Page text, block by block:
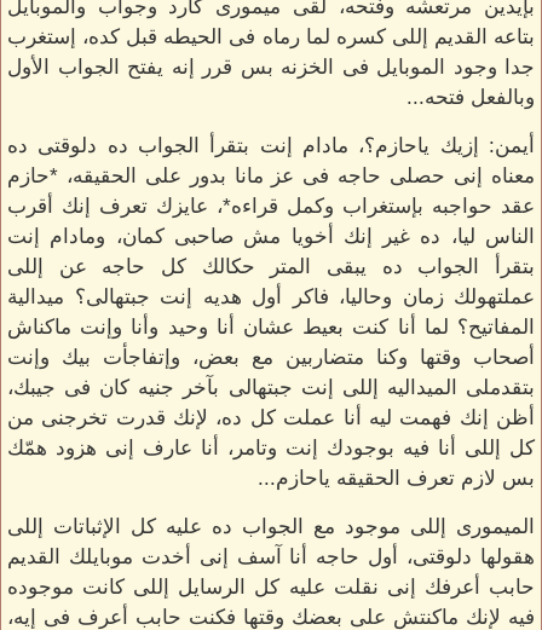
بإيدين مرتعشه وفتحه، لقى ميمورى كارد وجواب والموبايل
بتاعه القديم إللى كسره لما رماه فى الحيطه قبل كده، إستغرب
جدا وجود الموبايل فى الخزنه بس قرر إنه يفتح الجواب الأول
وبالفعل فتحه...
أيمن: إزيك ياحازم؟، مادام إنت بتقرأ الجواب ده دلوقتى ده
معناه إنى حصلى حاجه فى عز مانا بدور على الحقيقه، *حازم
عقد حواجبه بإستغراب وكمل قراءه*، عايزك تعرف إنك أقرب
الناس ليا، ده غير إنك أخويا مش صاحبى كمان، ومادام إنت
بتقرأ الجواب ده يبقى المتر حكالك كل حاجه عن إللى
عملتهولك زمان وحاليا، فاكر أول هديه إنت جبتهالى؟ ميدالية
المفاتيح؟ لما أنا كنت بعيط عشان أنا وحيد وأنا وإنت ماكناش
أصحاب وقتها وكنا متضاربين مع بعض، وإتفاجأت بيك وإنت
بتقدملى الميداليه إللى إنت جبتهالى بآخر جنيه كان فى جيبك،
أظن إنك فهمت ليه أنا عملت كل ده، لإنك قدرت تخرجنى من
كل إللى أنا فيه بوجودك إنت وتامر، أنا عارف إنى هزود همّك
بس لازم تعرف الحقيقه ياحازم...
الميمورى إللى موجود مع الجواب ده عليه كل الإثباتات إللى
هقولها دلوقتى، أول حاجه أنا آسف إنى أخدت موبايلك القديم
حابب أعرفك إنى نقلت عليه كل الرسايل إللى كانت موجوده
فيه لإنك ماكنتش على بعضك وقتها فكنت حابب أعرف فى إيه،